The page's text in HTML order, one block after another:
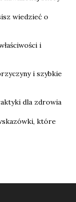
wiedzieć o
i
i szybkie
dla zdrowia
które